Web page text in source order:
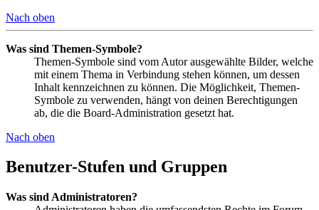
Nach oben
Was sind Themen-Symbole?
Themen-Symbole sind vom Autor ausgewählte Bilder, welche
mit einem Thema in Verbindung stehen können, um dessen
Inhalt kennzeichnen zu können. Die Möglichkeit, Themen-
Symbole zu verwenden, hängt von deinen Berechtigungen
ab, die die Board-Administration gesetzt hat.
Nach oben
Benutzer-Stufen und Gruppen
Was sind Administratoren?